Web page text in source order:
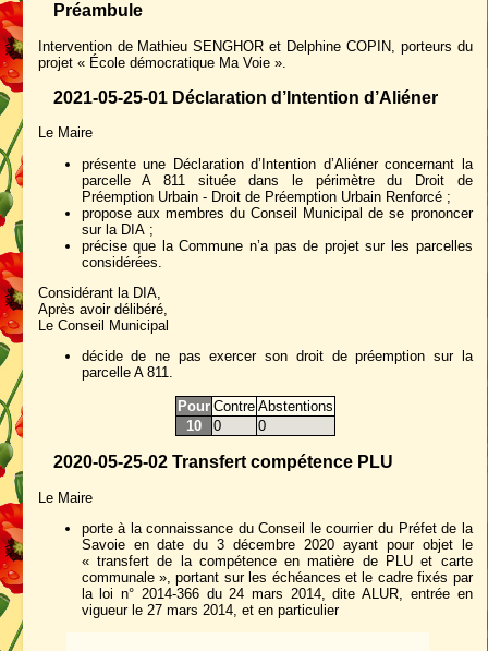
Préambule
Intervention de Mathieu SENGHOR et Delphine COPIN, porteurs du
projet « École démocratique Ma Voie ».
2021-05-25-01 Déclaration d’Intention d’Aliéner
Le Maire
présente une Déclaration d’Intention d’Aliéner concernant la
parcelle A 811 située dans le périmètre du Droit de
Préemption Urbain - Droit de Préemption Urbain Renforcé ;
propose aux membres du Conseil Municipal de se prononcer
sur la DIA ;
précise que la Commune n’a pas de projet sur les parcelles
considérées.
Considérant la DIA,
Après avoir délibéré,
Le Conseil Municipal
décide de ne pas exercer son droit de préemption sur la
parcelle A 811.
Pour Contre Abstentions
10
0 0
2020-05-25-02 Transfert compétence PLU
Le Maire
porte à la connaissance du Conseil le courrier du Préfet de la
Savoie en date du 3 décembre 2020 ayant pour objet le
« transfert de la compétence en matière de PLU et carte
communale », portant sur les échéances et le cadre fixés par
la loi n° 2014-366 du 24 mars 2014, dite ALUR, entrée en
vigueur le 27 mars 2014, et en particulier